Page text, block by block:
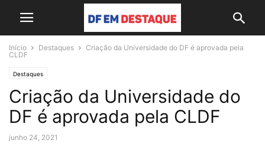
Início Destaques
Criação da Universidade do DF é aprovada pela
CLDF
Destaques
Criação da Universidade do
DF é aprovada pela CLDF
junho 24, 2021